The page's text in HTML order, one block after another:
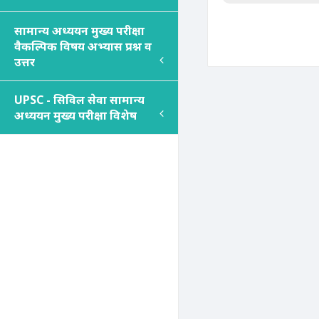
सामान्य अध्ययन मुख्य परीक्षा
वैकल्पिक विषय अभ्यास प्रश्न व
उत्तर
UPSC - सिविल सेवा सामान्य
अध्ययन मुख्य परीक्षा विशेष